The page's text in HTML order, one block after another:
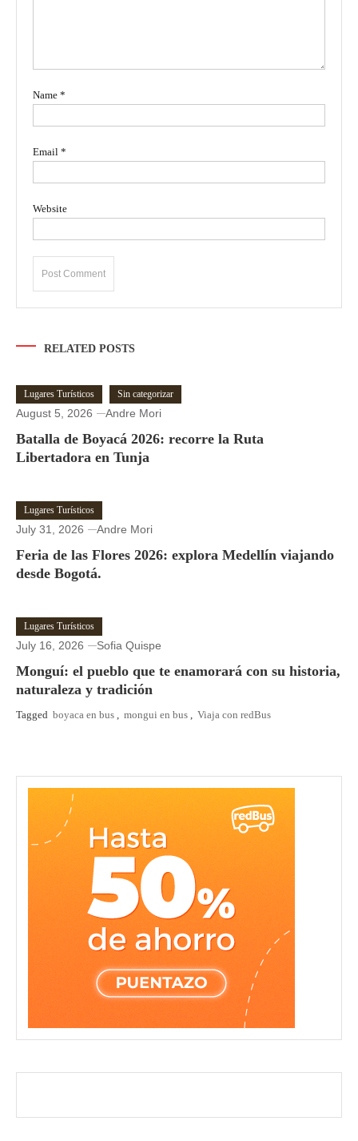
Name *
Email *
Website
RELATED POSTS
Lugares Turísticos Sin categorizar
August 5, 2026 Andre Mori
Batalla de Boyacá 2026: recorre la Ruta
Libertadora en Tunja
Lugares Turísticos
July 31, 2026 Andre Mori
Feria de las Flores 2026: explora Medellín viajando
desde Bogotá.
Lugares Turísticos
July 16, 2026 Sofia Quispe
Monguí: el pueblo que te enamorará con su historia,
naturaleza y tradición
Tagged boyaca en bus , mongui en bus , Viaja con redBus